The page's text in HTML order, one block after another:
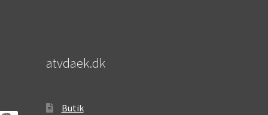
atvdaek.dk
Butik